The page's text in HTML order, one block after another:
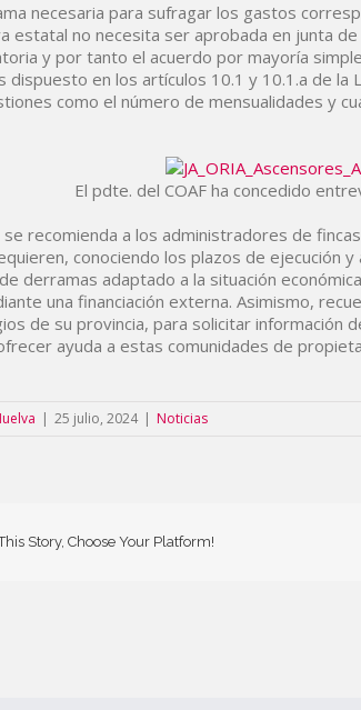
necesaria para sufragar los gastos
estatal no necesita ser aprobada en junta
y por tanto el acuerdo por mayoría
dispuesto en los artículos 10.1 y 10.1.a de
como el número de mensualidades y
El pdte. del COAF ha concedido
se recomienda a los administradores de
conociendo los plazos de ejecución
derramas adaptado a la situación
una financiación externa. Asimismo,
de su provincia, para solicitar información
ayuda a estas comunidades de
| 25 julio, 2024 | Noticias
Story, Choose Your Platform!